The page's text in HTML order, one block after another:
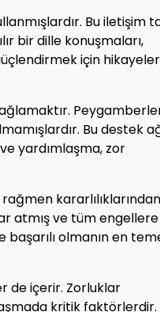
Bu iletişim
bir dille konuşmaları,
için
Bu destek
yardımlaşma, zor
kararlılıklarından
atmış ve tüm engellere
olmanın en
de içerir. Zorluklar
kritik faktörlerdir.